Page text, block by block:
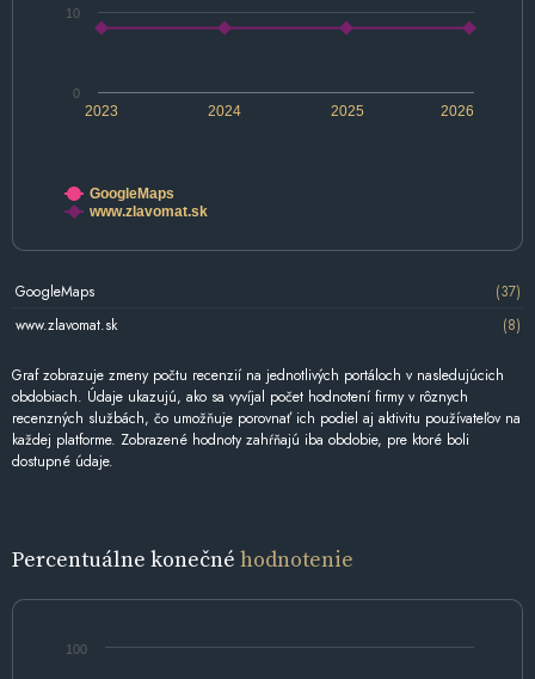
2024 2026
2023 2025
10
0
GoogleMaps
www.zlavomat.sk
GoogleMaps
(37)
www.zlavomat.sk
(8)
Graf zobrazuje zmeny počtu recenzií na jednotlivých portáloch v nasledujúcich
obdobiach. Údaje ukazujú, ako sa vyvíjal počet hodnotení firmy v rôznych
recenzných službách, čo umožňuje porovnať ich podiel aj aktivitu používateľov na
každej platforme. Zobrazené hodnoty zahŕňajú iba obdobie, pre ktoré boli
dostupné údaje.
Percentuálne konečné hodnotenie
100